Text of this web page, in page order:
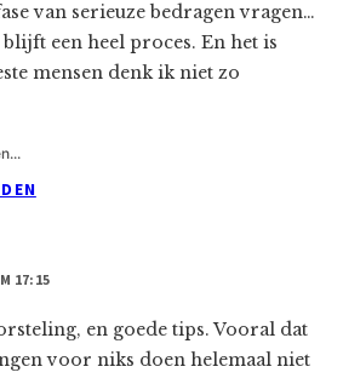
van serieuze bedragen vragen…
een heel proces. En het is
mensen denk ik niet zo
17:15
en goede tips. Vooral dat
voor niks doen helemaal niet